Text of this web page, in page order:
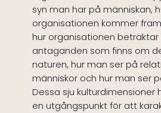
syn man har på människan,
organisationen kommer
hur organisationen betraktar
antaganden som finns om
naturen, hur man ser på
människor och hur man ser
Dessa sju kulturdimensioner
en utgångspunkt för att